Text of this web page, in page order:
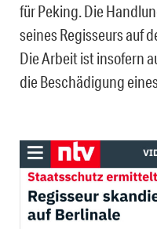
für Peking. Die
seines Regisseurs auf
Die Arbeit ist insofern
die Beschädigung